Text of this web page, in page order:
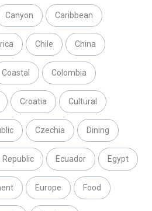
Canyon Caribbean
Chile China
Coastal Colombia
Croatia Cultural
Czechia Dining
Republic Ecuador Egypt
Europe Food